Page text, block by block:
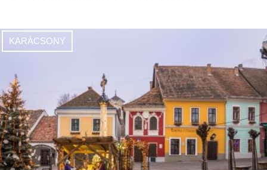
KARÁCSONY